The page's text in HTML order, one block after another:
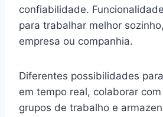
confiabilidade.
para trabalhar melhor
empresa ou companhia.
Diferentes possibilidades
em tempo real, colaborar
grupos de trabalho e